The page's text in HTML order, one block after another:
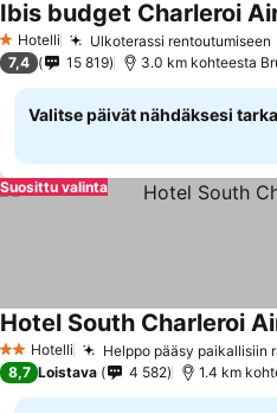
1 Tähtiluokitus
Hotelli Ulkoterassi rentoutumiseen
Ibis budget Charleroi
7,4 15 819 3.0 km kohteesta
Valitse päivät nähdäksesi
Suosittu valinta
2 Tähtiluokitus
Hotelli Helppo pääsy paikallisiin
Hotel South Charleroi
8,7 Loistava 4 582 1.4 km